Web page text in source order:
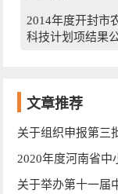
2014年度开封市
科技计划项结果
文章推荐
关于组织申报第三
2020年度河南省中